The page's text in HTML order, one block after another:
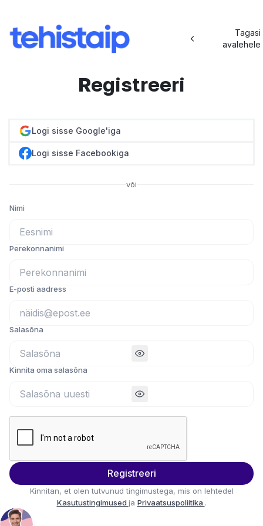
Tagasi
avalehele
Registreeri
Logi sisse Google'iga
Logi sisse Facebookiga
või
Nimi
Perekonnanimi
E-posti aadress
Salasõna
Kinnita oma salasõna
Registreeri
Kinnitan, et olen tutvunud tingimustega, mis on lehtedel
Kasutustingimused ja Privaatsuspoliitika .